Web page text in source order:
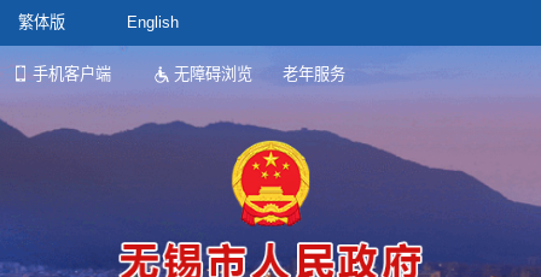
繁体版 English
手机客户端 无障碍浏览 老年服务